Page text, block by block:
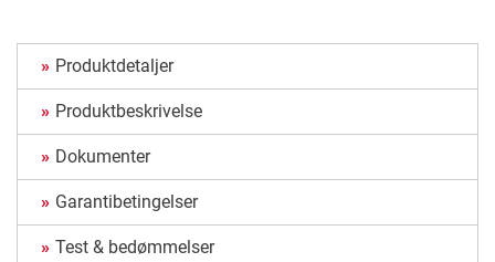
Produktdetaljer
Produktbeskrivelse
Dokumenter
Garantibetingelser
Test & bedømmelser